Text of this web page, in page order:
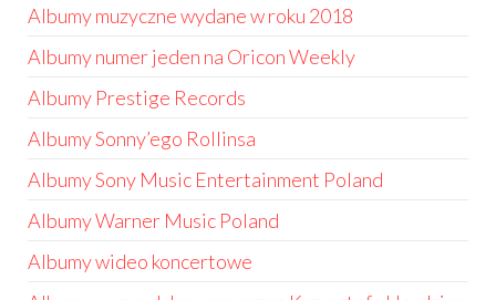
Albumy muzyczne wydane w roku 2018
Albumy numer jeden na Oricon Weekly
Albumy Prestige Records
Albumy Sonny’ego Rollinsa
Albumy Sony Music Entertainment Poland
Albumy Warner Music Poland
Albumy wideo koncertowe